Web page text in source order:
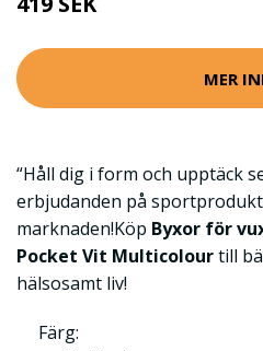
MER
“Håll dig i form och upptäck
erbjudanden på
marknaden!Köp Byxor för
Pocket Vit Multicolourtill
hälsosamt liv!
Färg: